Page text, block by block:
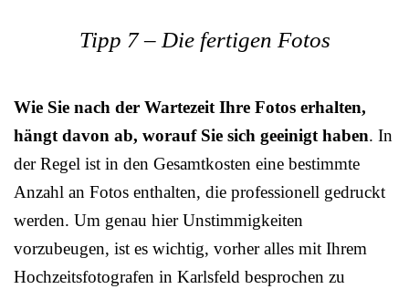
Tipp 7 – Die fertigen Fotos
Wie Sie nach der Wartezeit Ihre Fotos erhalten,
hängt davon ab, worauf Sie sich geeinigt haben. In
der Regel ist in den Gesamtkosten eine bestimmte
Anzahl an Fotos enthalten, die professionell gedruckt
werden. Um genau hier Unstimmigkeiten
vorzubeugen, ist es wichtig, vorher alles mit Ihrem
Hochzeitsfotografen in Karlsfeld besprochen zu